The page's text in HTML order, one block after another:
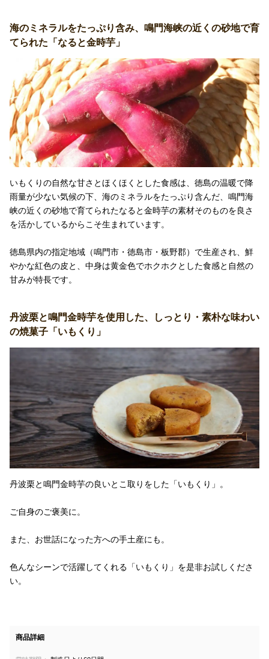
海のミネラルをたっぷり含み、鳴門海峡の近くの砂地で育
てられた「なると金時芋」
いもくりの自然な甘さとほくほくとした食感は、徳島の温暖で降
雨量が少ない気候の下、海のミネラルをたっぷり含んだ、鳴門海
峡の近くの砂地で育てられたなると金時芋の素材そのものを良さ
を活かしているからこそ生まれています。
徳島県内の指定地域（鳴門市・徳島市・板野郡）で生産され、鮮
やかな紅色の皮と、中身は黄金色でホクホクとした食感と自然の
甘みが特長です。
丹波栗と鳴門金時芋を使用した、しっとり・素朴な味わい
の焼菓子「いもくり」
丹波栗と鳴門金時芋の良いとこ取りをした「いもくり」。
ご自身のご褒美に。
また、お世話になった方への手土産にも。
色んなシーンで活躍してくれる「いもくり」を是非お試しくださ
い。
商品詳細